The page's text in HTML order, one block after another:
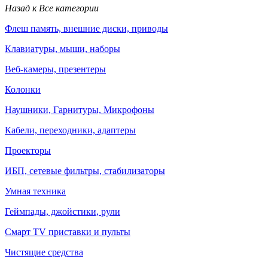
Назад к Все категории
Флеш память, внешние диски, приводы
Клавиатуры, мыши, наборы
Веб-камеры, презентеры
Колонки
Наушники, Гарнитуры, Микрофоны
Кабели, переходники, адаптеры
Проекторы
ИБП, сетевые фильтры, стабилизаторы
Умная техника
Геймпады, джойстики, рули
Смарт TV приставки и пульты
Чистящие средства